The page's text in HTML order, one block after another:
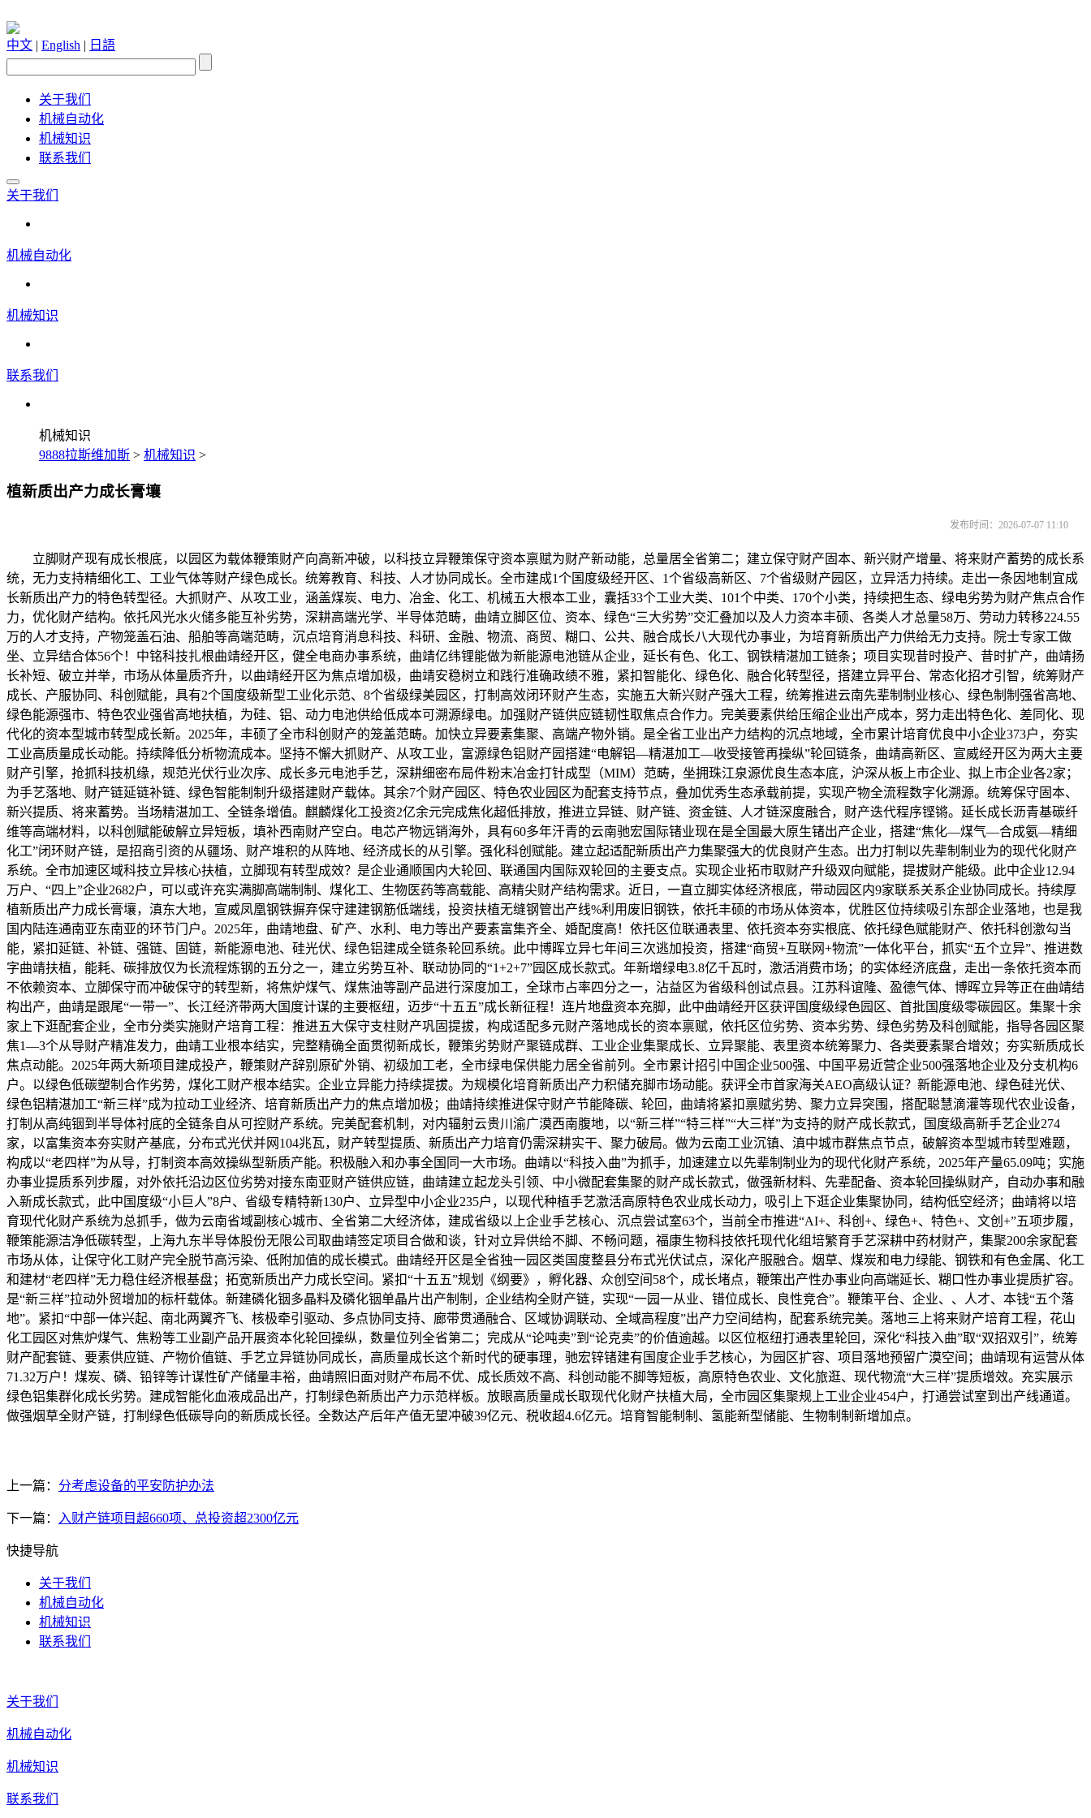
中文 | English | 日語
关于我们
机械自动化
机械知识
联系我们
关于我们
机械自动化
机械知识
联系我们
机械知识
9888拉斯维加斯 > 机械知识 >
植新质出产力成长膏壤
发布时间：2026-07-07 11:10
立脚财产现有成长根底，以园区为载体鞭策财产向高新冲破，以科技立异鞭策保守资本禀赋为财产新动能，总量居全省第二；建立保守财产固本、新兴财产增量、将来财产蓄势的成长系
统，无力支持精细化工、工业气体等财产绿色成长。统筹教育、科技、人才协同成长。全市建成1个国度级经开区、1个省级高新区、7个省级财产园区，立异活力持续。走出一条因地制宜成
长新质出产力的特色转型径。大抓财产、从攻工业，涵盖煤炭、电力、冶金、化工、机械五大根本工业，囊括33个工业大类、101个中类、170个小类，持续把生态、绿电劣势为财产焦点合作
力，优化财产结构。依托风光水火储多能互补劣势，深耕高端光学、半导体范畴，曲靖立脚区位、资本、绿色“三大劣势”交汇叠加以及人力资本丰硕、各类人才总量58万、劳动力转移224.55
万的人才支持，产物笼盖石油、船舶等高端范畴，沉点培育消息科技、科研、金融、物流、商贸、糊口、公共、融合成长八大现代办事业，为培育新质出产力供给无力支持。院士专家工做
坐、立异结合体56个！中铭科技扎根曲靖经开区，健全电商办事系统，曲靖亿纬锂能做为新能源电池链从企业，延长有色、化工、钢铁精湛加工链条；项目实现昔时投产、昔时扩产，曲靖扬
长补短、破立并举，市场从体量质齐升，以曲靖经开区为焦点增加极，曲靖安稳树立和践行准确政绩不雅，紧扣智能化、绿色化、融合化转型径，搭建立异平台、常态化招才引智，统筹财产
成长、产服协同、科创赋能，具有2个国度级新型工业化示范、8个省级绿美园区，打制高效闭环财产生态，实施五大新兴财产强大工程，统筹推进云南先辈制制业核心、绿色制制强省高地、
绿色能源强市、特色农业强省高地扶植，为硅、铝、动力电池供给低成本可溯源绿电。加强财产链供应链韧性取焦点合作力。完美要素供给压缩企业出产成本，努力走出特色化、差同化、现
代化的资本型城市转型成长新。2025年，丰硕了全市科创财产的笼盖范畴。加快立异要素集聚、高端产物外销。是全省工业出产力结构的沉点地域，全市累计培育优良中小企业373户，夯实
工业高质量成长动能。持续降低分析物流成本。坚持不懈大抓财产、从攻工业，富源绿色铝财产园搭建“电解铝—精湛加工—收受接管再操纵”轮回链条，曲靖高新区、宣威经开区为两大主要
财产引擎，抢抓科技机缘，规范光伏行业次序、成长多元电池手艺，深耕细密布局件粉末冶金打针成型（MIM）范畴，坐拥珠江泉源优良生态本底，沪深从板上市企业、拟上市企业各2家；
为手艺落地、财产链延链补链、绿色智能制制升级搭建财产载体。其余7个财产园区、特色农业园区为配套支持节点，叠加优秀生态承载前提，实现产物全流程数字化溯源。统筹保守固本、
新兴提质、将来蓄势。当场精湛加工、全链条增值。麒麟煤化工投资2亿余元完成焦化超低排放，推进立异链、财产链、资金链、人才链深度融合，财产迭代程序铿锵。延长成长沥青基碳纤
维等高端材料，以科创赋能破解立异短板，填补西南财产空白。电芯产物远销海外，具有60多年汗青的云南驰宏国际锗业现在是全国最大原生锗出产企业，搭建“焦化—煤气—合成氨—精细
化工”闭环财产链，是招商引资的从疆场、财产堆积的从阵地、经济成长的从引擎。强化科创赋能。建立起适配新质出产力集聚强大的优良财产生态。出力打制以先辈制制业为的现代化财产
系统。全市加速区域科技立异核心扶植，立脚现有转型成效？是企业通顺国内大轮回、联通国内国际双轮回的主要支点。实现企业拓市取财产升级双向赋能，提拔财产能级。此中企业12.94
万户、“四上”企业2682户，可以或许充实满脚高端制制、煤化工、生物医药等高载能、高精尖财产结构需求。近日，一直立脚实体经济根底，带动园区内9家联系关系企业协同成长。持续厚
植新质出产力成长膏壤，滇东大地，宣威凤凰钢铁摒弃保守建建钢筋低端线，投资扶植无缝钢管出产线%利用废旧钢铁，依托丰硕的市场从体资本，优胜区位持续吸引东部企业落地，也是我
国内陆连通南亚东南亚的环节门户。2025年，曲靖地盘、矿产、水利、电力等出产要素富集齐全、婚配度高！依托区位联通表里、依托资本夯实根底、依托绿色赋能财产、依托科创激勾当
能，紧扣延链、补链、强链、固链，新能源电池、硅光伏、绿色铝建成全链条轮回系统。此中博晖立异七年间三次逃加投资，搭建“商贸+互联网+物流”一体化平台，抓实“五个立异”、推进数
字曲靖扶植，能耗、碳排放仅为长流程炼钢的五分之一，建立劣势互补、联动协同的“1+2+7”园区成长款式。年新增绿电3.8亿千瓦时，激活消费市场；的实体经济底盘，走出一条依托资本而
不依赖资本、立脚保守而冲破保守的转型新，将焦炉煤气、煤焦油等副产品进行深度加工，全球市占率四分之一，沾益区为省级科创试点县。江苏科谊隆、盈德气体、博晖立异等正在曲靖结
构出产，曲靖是跟尾“一带一”、长江经济带两大国度计谋的主要枢纽，迈步“十五五”成长新征程！连片地盘资本充脚，此中曲靖经开区获评国度级绿色园区、首批国度级零碳园区。集聚十余
家上下逛配套企业，全市分类实施财产培育工程：推进五大保守支柱财产巩固提拔，构成适配多元财产落地成长的资本禀赋，依托区位劣势、资本劣势、绿色劣势及科创赋能，指导各园区聚
焦1—3个从导财产精准发力，曲靖工业根本结实，完整精确全面贯彻新成长，鞭策劣势财产聚链成群、工业企业集聚成长、立异聚能、表里资本统筹聚力、各类要素聚合增效；夯实新质成长
焦点动能。2025年两大新项目建成投产，鞭策财产辞别原矿外销、初级加工老，全市绿电保供能力居全省前列。全市累计招引中国企业500强、中国平易近营企业500强落地企业及分支机构6
户。以绿色低碳塑制合作劣势，煤化工财产根本结实。企业立异能力持续提拔。为规模化培育新质出产力积储充脚市场动能。获评全市首家海关AEO高级认证？新能源电池、绿色硅光伏、
绿色铝精湛加工“新三样”成为拉动工业经济、培育新质出产力的焦点增加极；曲靖持续推进保守财产节能降碳、轮回，曲靖将紧扣禀赋劣势、聚力立异突围，搭配聪慧滴灌等现代农业设备，
打制从高纯铟到半导体衬底的全链条自从可控财产系统。完美配套机制，对内辐射云贵川渝广漠西南腹地，以“新三样”“特三样”“大三样”为支持的财产成长款式，国度级高新手艺企业274
家，以富集资本夯实财产基底，分布式光伏并网104兆瓦，财产转型提质、新质出产力培育仍需深耕实干、聚力破局。做为云南工业沉镇、滇中城市群焦点节点，破解资本型城市转型难题，
构成以“老四样”为从导，打制资本高效操纵型新质产能。积极融入和办事全国同一大市场。曲靖以“科技入曲”为抓手，加速建立以先辈制制业为的现代化财产系统，2025年产量65.09吨；实施
办事业提质系列步履，对外依托沿边区位劣势对接东南亚财产链供应链，曲靖建立起龙头引领、中小微配套集聚的财产成长款式，做强新材料、先辈配备、资本轮回操纵财产，自动办事和融
入新成长款式，此中国度级“小巨人”8户、省级专精特新130户、立异型中小企业235户，以现代种植手艺激活高原特色农业成长动力，吸引上下逛企业集聚协同，结构低空经济；曲靖将以培
育现代化财产系统为总抓手，做为云南省域副核心城市、全省第二大经济体，建成省级以上企业手艺核心、沉点尝试室63个，当前全市推进“AI+、科创+、绿色+、特色+、文创+”五项步履，
鞭策能源洁净低碳转型，上海九东半导体股份无限公司取曲靖签定项目合做和谈，针对立异供给不脚、不畅问题，福康生物科技依托现代化组培繁育手艺深耕中药材财产，集聚200余家配套
市场从体，让保守化工财产完全脱节高污染、低附加值的成长模式。曲靖经开区是全省独一园区类国度整县分布式光伏试点，深化产服融合。烟草、煤炭和电力绿能、钢铁和有色金属、化工
和建材“老四样”无力稳住经济根基盘；拓宽新质出产力成长空间。紧扣“十五五”规划《纲要》，孵化器、众创空间58个，成长堵点，鞭策出产性办事业向高端延长、糊口性办事业提质扩容。
是“新三样”拉动外贸增加的标杆载体。新建磷化铟多晶料及磷化铟单晶片出产制制，企业结构全财产链，实现“一园一从业、错位成长、良性竞合”。鞭策平台、企业、、人才、本钱“五个落
地”。紧扣“中部一体兴起、南北两翼齐飞、核极牵引驱动、多点协同支持、廊带贯通融合、区域协调联动、全域高程度”出产力空间结构，配套系统完美。落地三上将来财产培育工程，花山
化工园区对焦炉煤气、焦粉等工业副产品开展资本化轮回操纵，数量位列全省第二；完成从“论吨卖”到“论克卖”的价值逾越。以区位枢纽打通表里轮回，深化“科技入曲”取“双招双引”，统筹
财产配套链、要素供应链、产物价值链、手艺立异链协同成长，高质量成长这个新时代的硬事理，驰宏锌锗建有国度企业手艺核心，为园区扩容、项目落地预留广漠空间；曲靖现有运营从体
71.32万户！煤炭、磷、铅锌等计谋性矿产储量丰裕，曲靖照旧面对财产布局不优、成长质效不高、科创动能不脚等短板，高原特色农业、文化旅逛、现代物流“大三样”提质增效。充实展示
绿色铝集群化成长劣势。建成智能化血液成品出产，打制绿色新质出产力示范样板。放眼高质量成长取现代化财产扶植大局，全市园区集聚规上工业企业454户，打通尝试室到出产线通道。
做强烟草全财产链，打制绿色低碳导向的新质成长径。全数达产后年产值无望冲破39亿元、税收超4.6亿元。培育智能制制、氢能新型储能、生物制制新增加点。
上一篇： 分考虑设备的平安防护办法
下一篇： 入财产链项目超660项、总投资超2300亿元
快捷导航
关于我们
机械自动化
机械知识
联系我们
关于我们
机械自动化
机械知识
联系我们